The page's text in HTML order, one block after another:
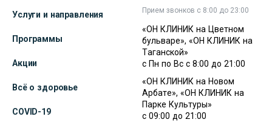
Услуги и направления
Программы
Акции
Всё о здоровье
COVID-19
Прием звонков с 8:00 до 23:00
«ОН КЛИНИК на Цветном
бульваре», «ОН КЛИНИК на
Таганской»
с Пн по Вс с 8:00 до 21:00
«ОН КЛИНИК на Новом
Арбате», «ОН КЛИНИК на
Парке Культуры»
с 09:00 до 21:00